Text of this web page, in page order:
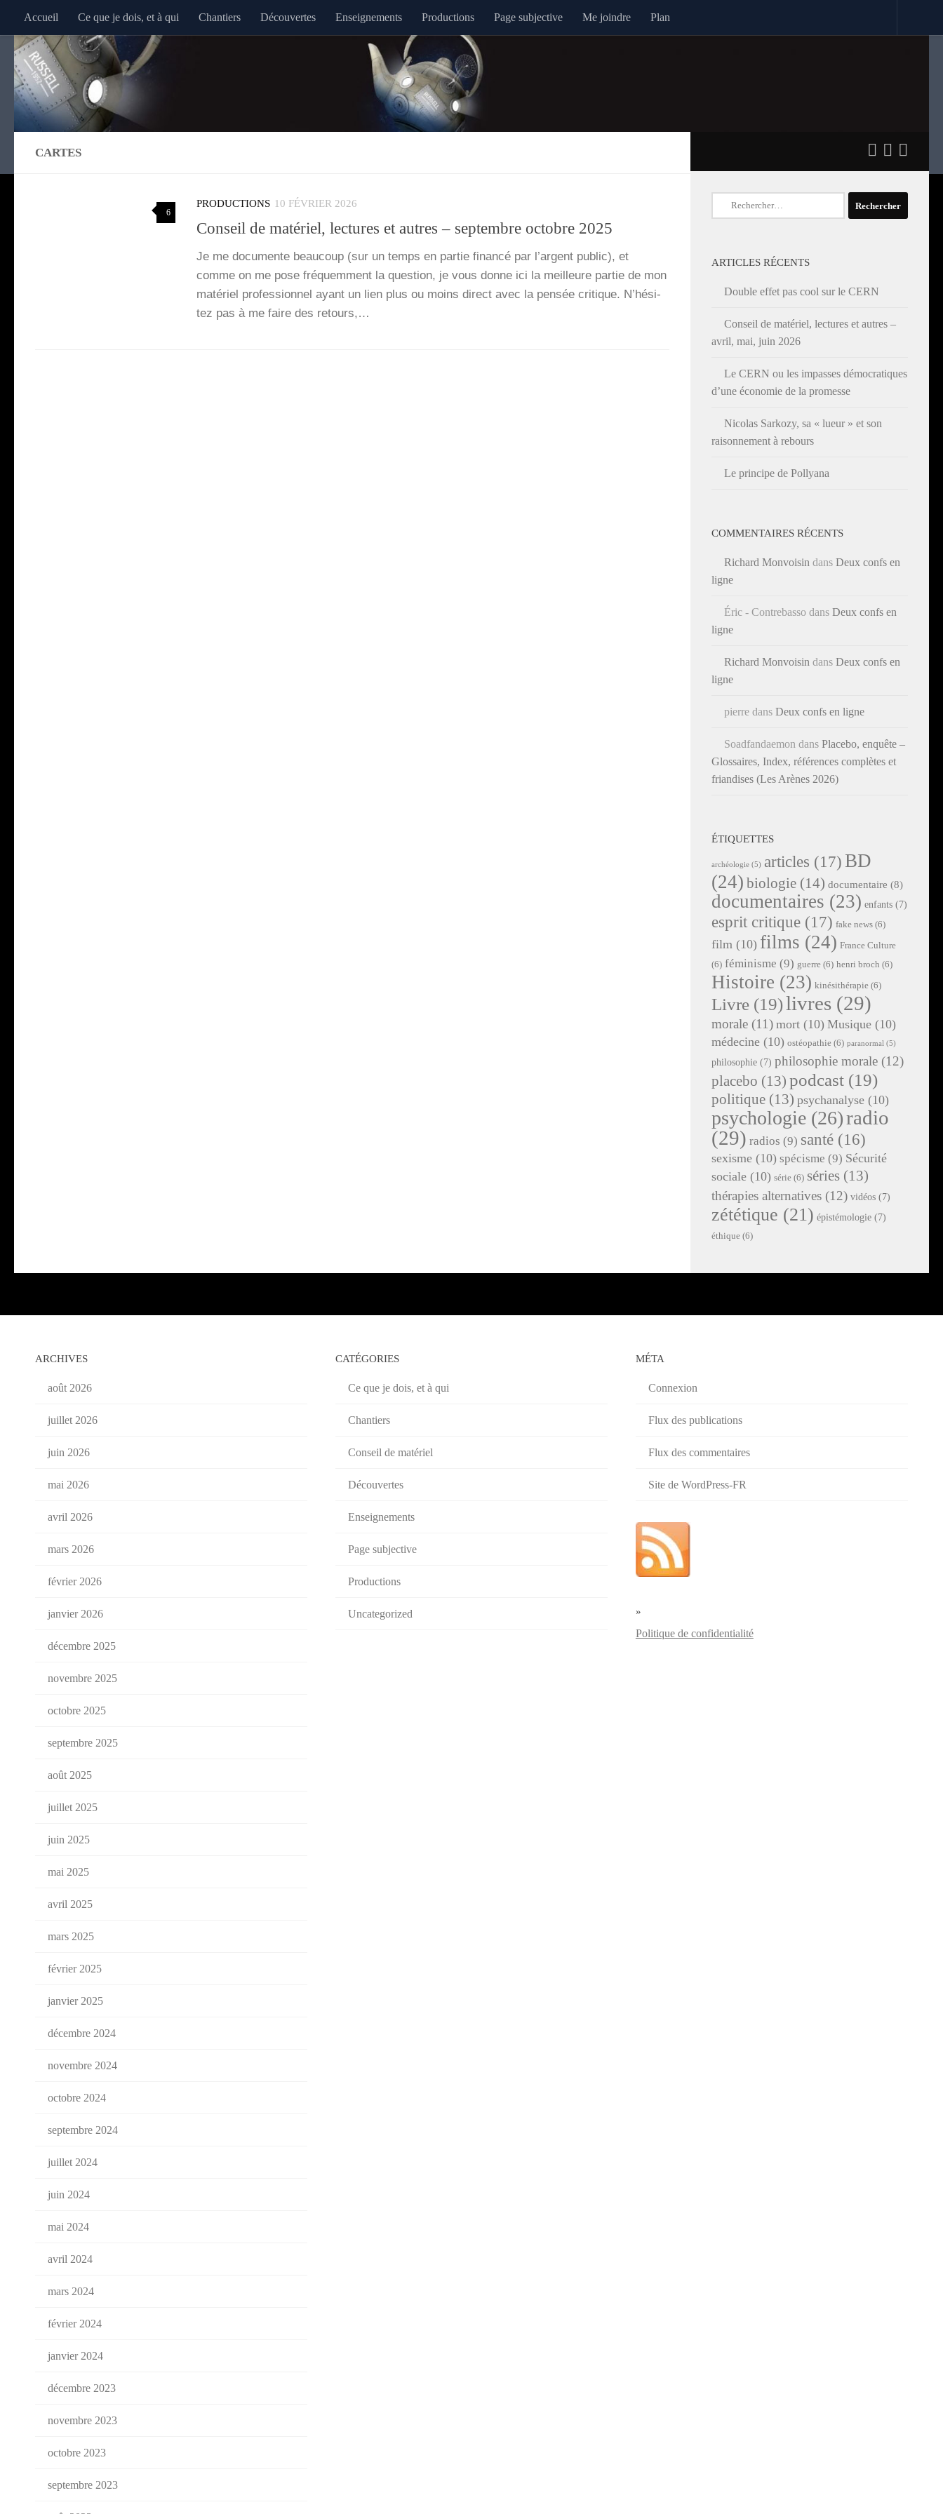
Au dessous du contenu
Accueil Ce que je dois, et à qui Chantiers Découvertes Enseignements Productions Page subjective Me joindre Plan
CARTES
6
PRODUCTIONS 10 FÉVRIER 2026
Conseil de matériel, lectures et autres – septembre octobre 2025
Je me docu­mente beau­coup (sur un temps en par­tie finan­cé par l’argent public), et
comme on me pose fré­quem­ment la ques­tion, je vous donne ici la meilleure par­tie de mon
maté­riel pro­fes­sion­nel ayant un lien plus ou moins direct avec la pen­sée cri­tique. N’hé­si­
tez pas à me faire des retours,…
Rechercher :
ARTICLES RÉCENTS
Double effet pas cool sur le CERN
Conseil de matériel, lectures et autres –
avril, mai, juin 2026
Le CERN ou les impasses démocratiques
d’une économie de la promesse
Nicolas Sarkozy, sa « lueur » et son
raisonnement à rebours
Le principe de Pollyana
COMMENTAIRES RÉCENTS
Richard Monvoisin dans Deux confs en
ligne
Éric - Contrebasso dans Deux confs en
ligne
Richard Monvoisin dans Deux confs en
ligne
pierre dans Deux confs en ligne
Soadfandaemon dans Placebo, enquête –
Glossaires, Index, références complètes et
friandises (Les Arènes 2026)
ÉTIQUETTES
archéologie (5) articles (17) BD
(24) biologie (14) documentaire (8)
documentaires (23) enfants (7)
esprit critique (17) fake news (6)
film (10) films (24) France Culture
(6) féminisme (9) guerre (6) henri broch (6)
Histoire (23) kinésithérapie (6)
Livre (19)livres (29)
morale (11) mort (10) Musique (10)
médecine (10) ostéopathie (6) paranormal (5)
philosophie (7) philosophie morale (12)
placebo (13) podcast (19)
politique (13) psychanalyse (10)
psychologie (26)radio
(29) radios (9) santé (16)
sexisme (10) spécisme (9) Sécurité
sociale (10) série (6) séries (13)
thérapies alternatives (12) vidéos (7)
zététique (21) épistémologie (7)
éthique (6)
ARCHIVES
août 2026
juillet 2026
juin 2026
mai 2026
avril 2026
mars 2026
février 2026
janvier 2026
décembre 2025
novembre 2025
octobre 2025
septembre 2025
août 2025
juillet 2025
juin 2025
mai 2025
avril 2025
mars 2025
février 2025
janvier 2025
décembre 2024
novembre 2024
octobre 2024
septembre 2024
juillet 2024
juin 2024
mai 2024
avril 2024
mars 2024
février 2024
janvier 2024
décembre 2023
novembre 2023
octobre 2023
septembre 2023
CATÉGORIES
Ce que je dois, et à qui
Chantiers
Conseil de matériel
Découvertes
Enseignements
Page subjective
Productions
Uncategorized
MÉTA
Connexion
Flux des publications
Flux des commentaires
Site de WordPress-FR
»
Politique de confidentialité